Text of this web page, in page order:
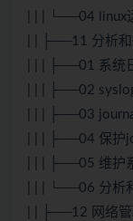
| | | └──04 linux
| | ├──11 分析
| | | ├──01 系统
| | | ├──02
| | | ├──03
| | | ├──04 保护
| | | ├──05 维护
| | | └──06 分析
| | ├──12 网络